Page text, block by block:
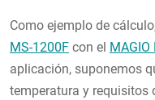
Como ejemplo de
MS-1200F con el MAGIO
aplicación, suponemos
temperatura y requisitos